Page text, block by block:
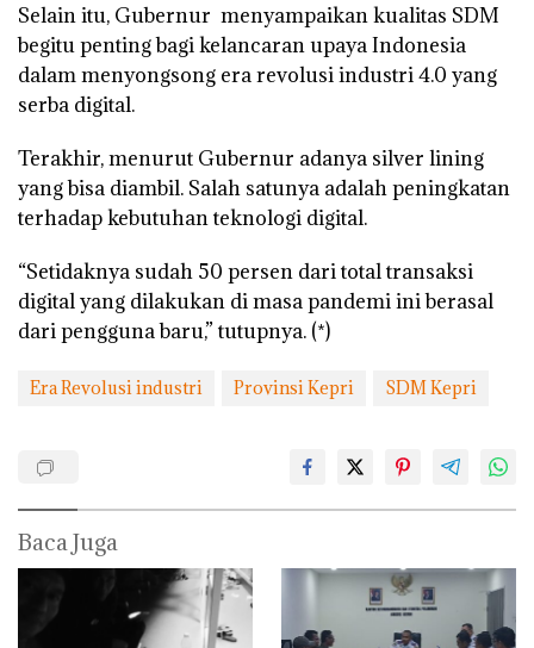
Selain itu, Gubernur menyampaikan kualitas SDM
begitu penting bagi kelancaran upaya Indonesia
dalam menyongsong era revolusi industri 4.0 yang
serba digital.
Terakhir, menurut Gubernur adanya silver lining
yang bisa diambil. Salah satunya adalah peningkatan
terhadap kebutuhan teknologi digital.
“Setidaknya sudah 50 persen dari total transaksi
digital yang dilakukan di masa pandemi ini berasal
dari pengguna baru,” tutupnya. (*)
Era Revolusi industri Provinsi Kepri SDM Kepri
Baca Juga